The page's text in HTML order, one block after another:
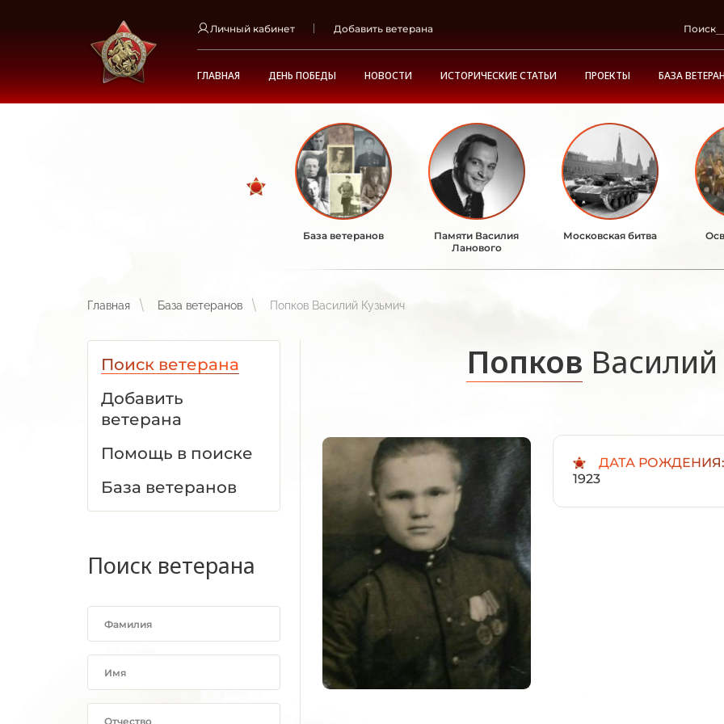
Личный кабинет Добавить ветерана Поиск
ГЛАВНАЯ ДЕНЬ ПОБЕДЫ НОВОСТИ ИСТОРИЧЕСКИЕ СТАТЬИ ПРОЕКТЫ БАЗА
База ветеранов
Памяти Василия
Ланового
Московская битва
Главная База ветеранов Попков Василий Кузьмич
Поиск ветерана
Добавить
ветерана
Помощь в поиске
База ветеранов
Поиск ветерана
Попков
ДАТА РОЖДЕНИЯ:
1923